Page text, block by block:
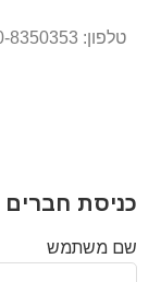
טלפון: 050-8350353
כניסת חברים
שם משתמש